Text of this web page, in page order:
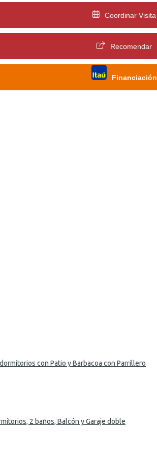
Coordinar Visita
Recomendar
Financiación
con Patio y Barbacoa con Parrillero
2 baños, Balcón y Garaje doble